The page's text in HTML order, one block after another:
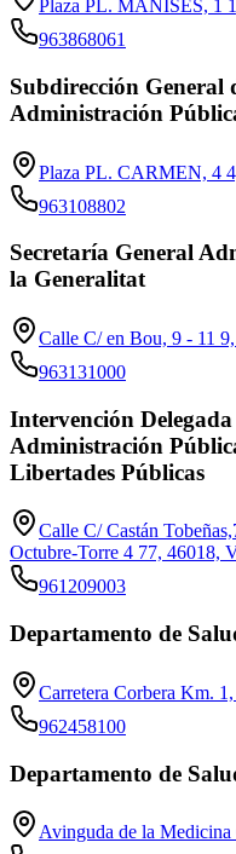
Plaza PL. MANISES, 1
963868061
Subdirección General
Administración
Plaza PL. CARMEN, 4
963108802
Secretaría General
la Generalitat
Calle C/ en Bou, 9 - 11
963131000
Intervención
Administración
Libertades Públicas
Calle C/ Castán
Octubre-Torre 4 77, 46018,
961209003
Departamento de
Carretera Corbera Km.
962458100
Departamento de
Avinguda de la Medicina